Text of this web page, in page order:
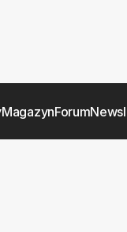
MagazynForum